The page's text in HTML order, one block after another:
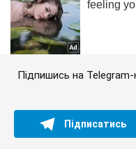
Підпишись на
Підписатись